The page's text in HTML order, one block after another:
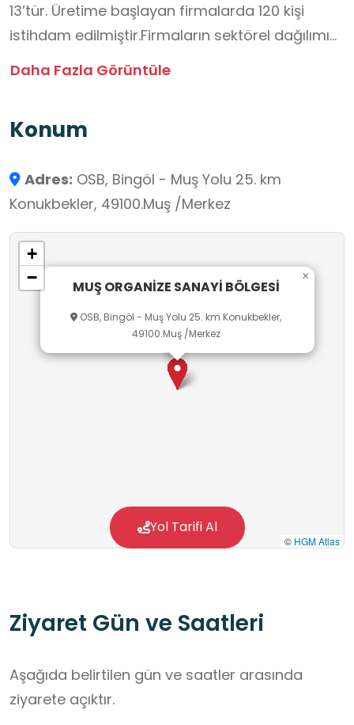
13’tür. Üretime başlayan firmalarda 120 kişi
istihdam edilmiştir.Firmaların sektörel dağılımı
şöyledir;
Daha Fazla Görüntüle
Konum
Adres: OSB, Bingöl - Muş Yolu 25. km
Konukbekler, 49100.Muş /Merkez
MUŞ ORGANİZE SANAYİ BÖLGESİ
OSB, Bingöl - Muş Yolu 25. km Konukbekler,
49100.Muş /Merkez
×
+
−
© HGM Atlas
Yol Tarifi Al
Ziyaret Gün ve Saatleri
Aşağıda belirtilen gün ve saatler arasında
ziyarete açıktır.